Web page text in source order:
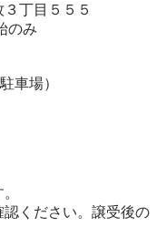
丁目５５５
のみ
車場）
ください。譲受後の